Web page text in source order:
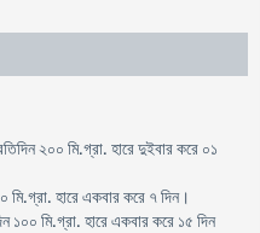
২০০ মি.গ্রা. হারে দুইবার করে ০১
মি.গ্রা. হারে একবার করে ৭ দিন।
১০০ মি.গ্রা. হারে একবার করে ১৫ দিন